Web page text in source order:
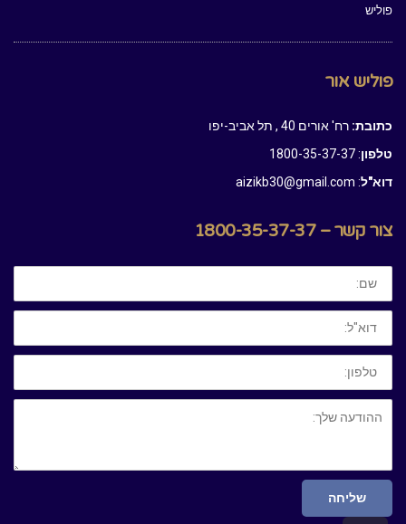
פוליש
פוליש אור
כתובת: רח' אורים 40 , תל אביב-יפו
טלפון: 1800-35-37-37
דוא"ל: aizikb30@gmail.com
צור קשר – 1800-35-37-37
שם:
דוא"ל:
טלפון:
ההודעה
שלך:
שליחה